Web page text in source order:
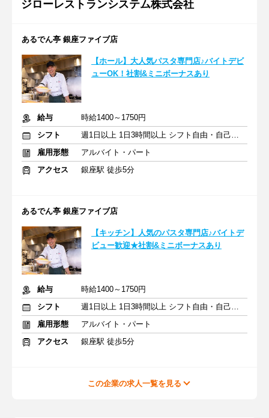
ジローレストランシステム株式会社
あるでん亭 銀座ファイブ店
【ホール】大人気パスタ専門店♪バイトデビ
ューOK！社割&ミニボーナスあり
給与
時給1400～1750円
シフト
週1日以上 1日3時間以上 シフト自由・自己申告
雇用形態
アルバイト・パート
アクセス
銀座駅 徒歩5分
あるでん亭 銀座ファイブ店
【キッチン】人気のパスタ専門店♪バイトデ
ビュー歓迎★社割&ミニボーナスあり
給与
時給1400～1750円
シフト
週1日以上 1日3時間以上 シフト自由・自己申告
雇用形態
アルバイト・パート
アクセス
銀座駅 徒歩5分
この企業の求人一覧を見る